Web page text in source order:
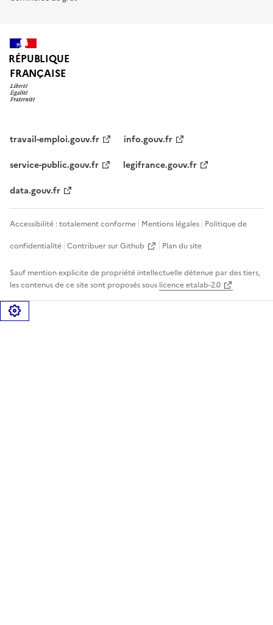
RÉPUBLIQUE
FRANÇAISE
travail-emploi.gouv.fr
info.gouv.fr
service-public.gouv.fr
legifrance.gouv.fr
data.gouv.fr
Accessibilité : totalement conforme Mentions légales Politique de
confidentialité Contribuer sur Github Plan du site
Sauf mention explicite de propriété intellectuelle détenue par des tiers,
les contenus de ce site sont proposés sous licence etalab-2.0
Gérer les cookies